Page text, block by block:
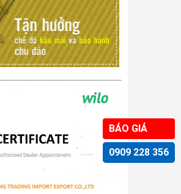
BÁO GIÁ
0909 228 356